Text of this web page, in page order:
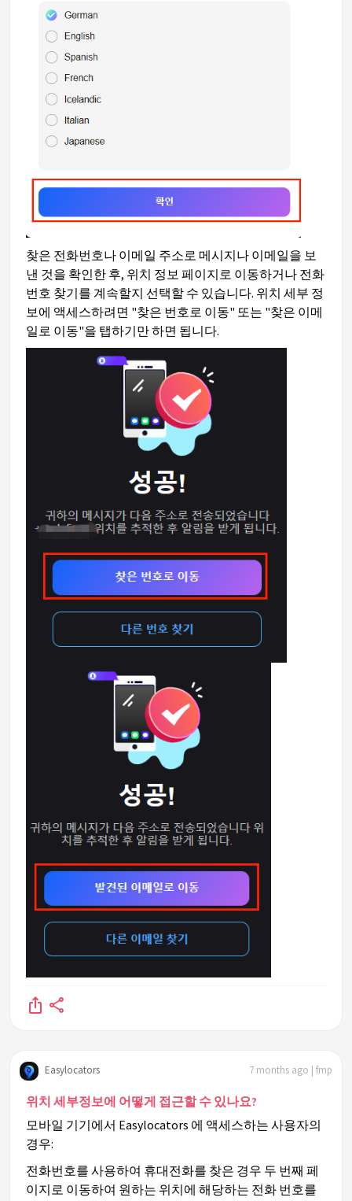
찾은 전화번호나 이메일 주소로 메시지나 이메일을 보
낸 것을 확인한 후, 위치 정보 페이지로 이동하거나 전화
번호 찾기를 계속할지 선택할 수 있습니다. 위치 세부 정
보에 액세스하려면 "찾은 번호로 이동" 또는 "찾은 이메
일로 이동"을 탭하기만 하면 됩니다.
Easylocators 7 months ago | fmp
위치 세부정보에 어떻게 접근할 수 있나요?
모바일 기기에서 Easylocators 에 액세스하는 사용자의
경우:
전화번호를 사용하여 휴대전화를 찾은 경우 두 번째 페
이지로 이동하여 원하는 위치에 해당하는 전화 번호를